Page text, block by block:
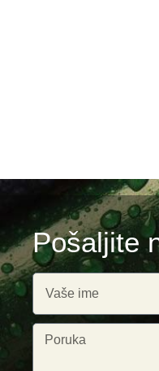
Pošaljite